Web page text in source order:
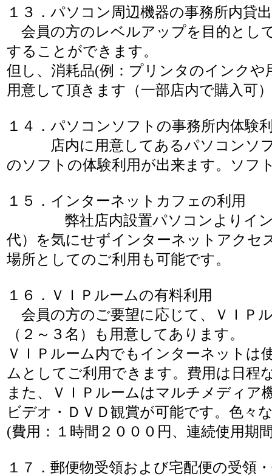
１３．パソコン周辺機器の事務所内貸出
会員の方のレベルアップを目的とし
することができます。
但し、消耗品(例：プリンタのインクや
用意して頂きます（一部店内で購入可）
１４．パソコンソフトの事務所内体験
店内に用意してあるパソコンソフ
のソフトの体験利用が出来ます。ソフ
１５．インターネットカフェの利用
弊社店内設置パソコンよりインタ
代）を気にせずインターネットアクセ
場所としてのご利用も可能です。
１６．ＶＩＰルームの有料利用
会員の方のご要望に応じて、ＶＩＰ
（２～３名）も用意してあります。
ＶＩＰルーム内でもインターネットは
ムとしてご利用できます。費用は日程
また、ＶＩＰルームはマルチメディア
ビデオ・ＤＶＤ観賞が可能です。色々
(費用：１時間２０００円、連続使用期
１７．郵便物受領および宅配便の受領